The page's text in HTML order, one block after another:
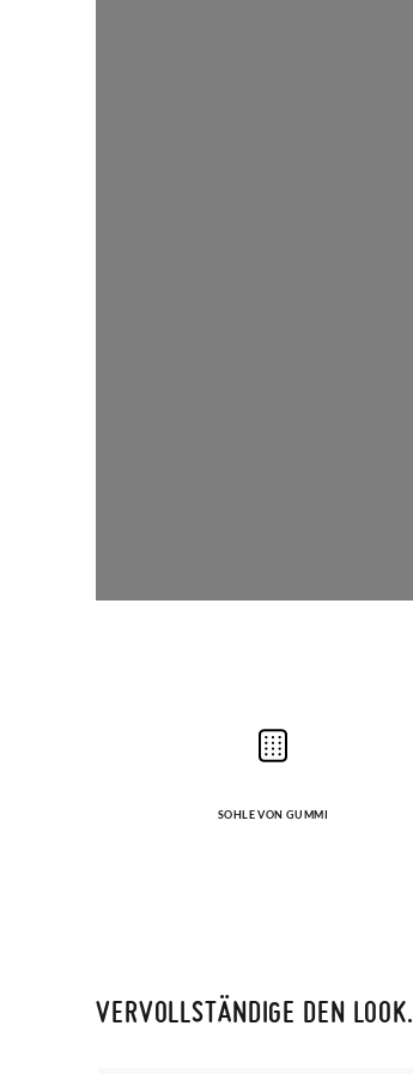
SOHLE VON GUMMI
VERVOLLSTÄNDIGE DEN LOOK.